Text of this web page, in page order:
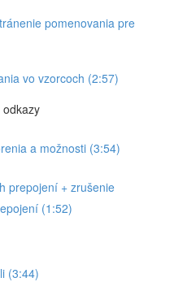
pomenovania pre
vo vzorcoch (2:57)
a možnosti (3:54)
prepojení + zrušenie
(1:52)
(3:44)